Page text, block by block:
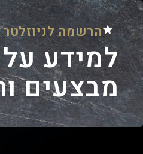
הרשמה לניוזלטר
למידע
מבצעים